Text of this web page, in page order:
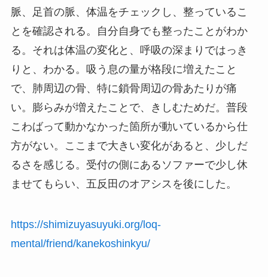
脈、足首の脈、体温をチェックし、整っているこ
とを確認される。自分自身でも整ったことがわか
る。それは体温の変化と、呼吸の深まりではっき
りと、わかる。吸う息の量が格段に増えたこと
で、肺周辺の骨、特に鎖骨周辺の骨あたりが痛
い。膨らみが増えたことで、きしむためだ。普段
こわばって動かなかった箇所が動いているから仕
方がない。ここまで大きい変化があると、少しだ
るさを感じる。受付の側にあるソファーで少し休
ませてもらい、五反田のオアシスを後にした。
https://shimizuyasuyuki.org/loq-
mental/friend/kanekoshinkyu/